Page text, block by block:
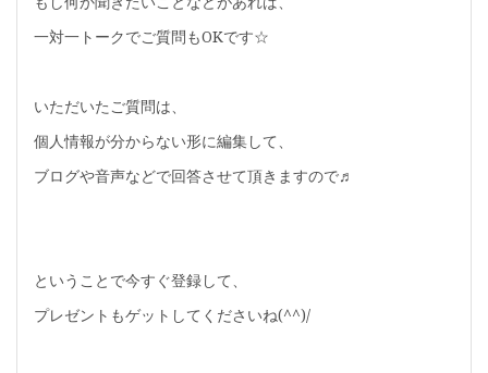
一対一トークでご質問もOKです☆
いただいたご質問は、
個人情報が分からない形に編集して、
ブログや音声などで回答させて頂きますので♬
ということで今すぐ登録して、
プレゼントもゲットしてくださいね(^^)/